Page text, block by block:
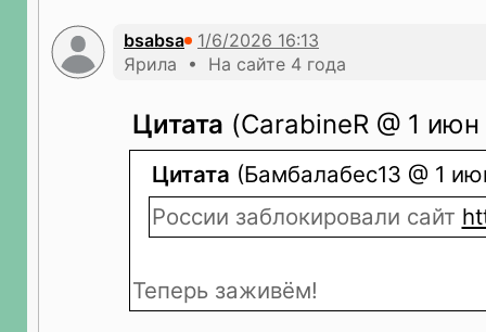
bsabsa
Ярила • На сайте 4 года
Цитата (CarabineR @ 1
Цитата (Бамбалабес13 @ 1
России заблокировали сайт
Теперь заживём!